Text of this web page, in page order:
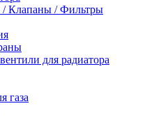
/ Клапаны / Фильтры
для радиатора
газа